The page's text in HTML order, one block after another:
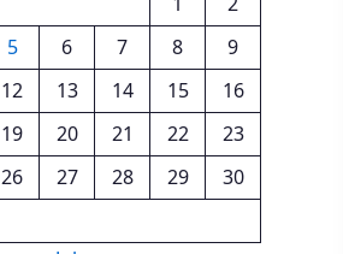
5 6 7 8
9
12 13 14 15
16
19 20 21 22
23
26 27 28 29
30